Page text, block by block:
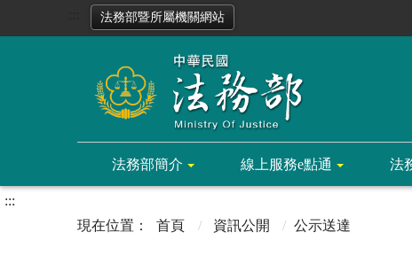
法務部暨所屬機關網站
法務部簡介 線上服務e點通 法
:::
首頁
資訊公開 公示送達